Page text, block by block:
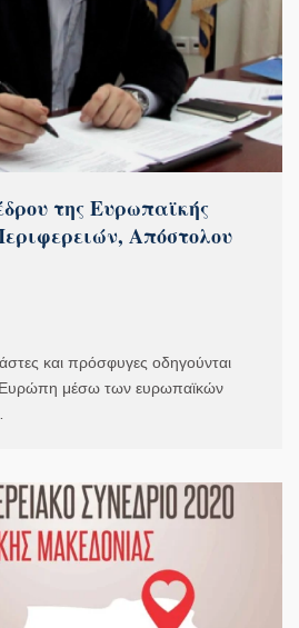
της Ευρωπαϊκής
Απόστολου
και πρόσφυγες οδηγούνται
Ευρώπη μέσω των ευρωπαϊκών